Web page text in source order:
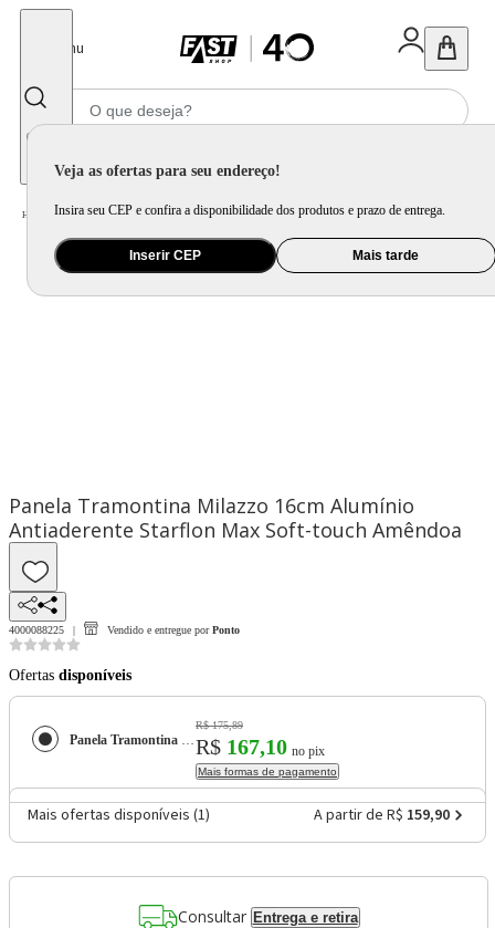
Menu
Veja as ofertas para seu endereço!
Insira seu CEP e confira a disponibilidade dos produtos e prazo de entrega.
Inserir CEP Mais tarde
Home Utilidade Doméstica Cozinha / Jogo de Panela e Panela Avulsa
Panela Tramontina Milazzo 16cm Alumínio
Antiaderente Starflon Max Soft-touch Amêndoa
4000088225 Vendido e entregue por Ponto
Ofertas disponíveis
Panela Tramontina Milazzo 16cm Alumínio Antiaderente Starflon Max Soft-touch Amêndoa
R$ 175,89
R$ 167,10 no pix
Mais formas de pagamento
Mais ofertas disponíveis (1) A partir de R$ 159,90
Consultar Entrega e retira